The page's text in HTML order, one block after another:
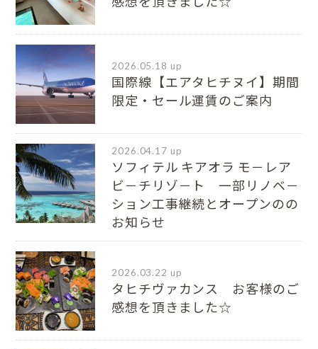
2026.05.18 up
国際線【エアタヒチヌイ】期間
限定・セール運賃のご案内
2026.04.17 up
ソフィテル キアオラ モ－レア
ビ－チリゾ－ト 一部リノベ－
ション工事継続とオープンのの
お知らせ
2026.03.22 up
タヒチヴァカンス お客様のご
感想を頂きました☆